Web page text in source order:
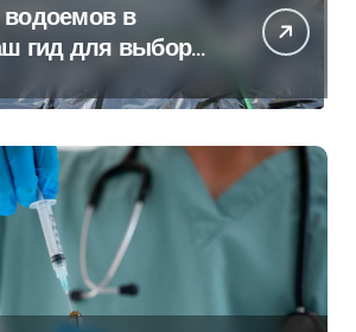
в
гид для выбора